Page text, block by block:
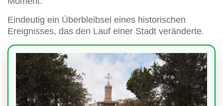
Eindeutig ein Überbleibsel eines historischen
Ereignisses, das den Lauf einer Stadt veränderte.